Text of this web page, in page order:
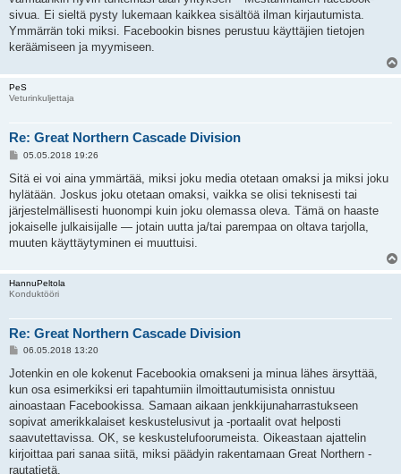
sivua. Ei sieltä pysty lukemaan kaikkea sisältöä ilman kirjautumista.
Ymmärrän toki miksi. Facebookin bisnes perustuu käyttäjien tietojen
keräämiseen ja myymiseen.
PeS
Veturinkuljettaja
Re: Great Northern Cascade Division
V
e
t
i
05.05.2018 19:26
Sitä ei voi aina ymmärtää, miksi joku media otetaan omaksi ja miksi joku
hylätään. Joskus joku otetaan omaksi, vaikka se olisi teknisesti tai
järjestelmällisesti huonompi kuin joku olemassa oleva. Tämä on haaste
jokaiselle julkaisijalle — jotain uutta ja/tai parempaa on oltava tarjolla,
muuten käyttäytyminen ei muuttuisi.
HannuPeltola
Konduktööri
Re: Great Northern Cascade Division
V
e
t
i
06.05.2018 13:20
Jotenkin en ole kokenut Facebookia omakseni ja minua lähes ärsyttää,
kun osa esimerkiksi eri tapahtumiin ilmoittautumisista onnistuu
ainoastaan Facebookissa. Samaan aikaan jenkkijunaharrastukseen
sopivat amerikkalaiset keskustelusivut ja -portaalit ovat helposti
saavutettavissa. OK, se keskustelufoorumeista. Oikeastaan ajattelin
kirjoittaa pari sanaa siitä, miksi päädyin rakentamaan Great Northern -
rautatietä.